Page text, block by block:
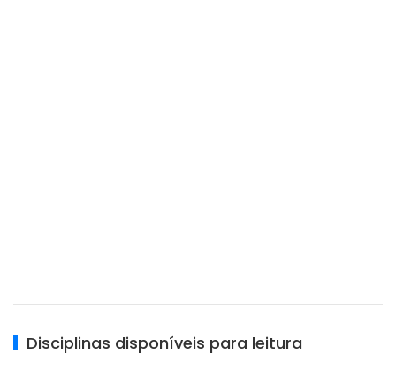
Disciplinas disponíveis para leitura